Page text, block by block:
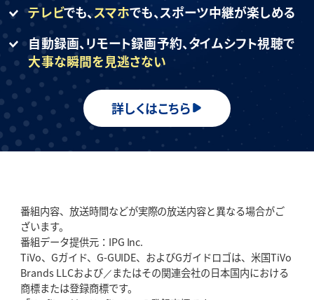
テレビでも、スマホでも、スポーツ中継が楽しめる
自動録画、リモート録画予約、タイムシフト視聴で
大事な瞬間を見逃さない
詳しくはこちら
番組内容、放送時間などが実際の放送内容と異なる場合がご
ざいます。
番組データ提供元：IPG Inc.
TiVo、Gガイド、G-GUIDE、およびGガイドロゴは、米国TiVo
Brands LLCおよび／またはその関連会社の日本国内における
商標または登録商標です。